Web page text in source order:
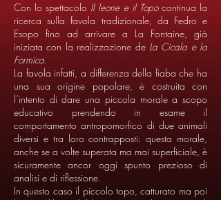
Con lo spettacolo Il leone e il Topocontinua la
ricerca sulla favola tradizionale, da Fedro e
Esopo fino ad arrivare a La Fontaine, già
iniziata con la realizzazione de La Cicala e la
Formica.
La favola infatti, a differenza della fiaba che ha
una sua origine popolare, è costruita con
l’intento di dare una piccola morale a scopo
educativo prendendo in esame il
comportamento antropomorfico di due animali
diversi e tra loro contrapposti: questa morale,
anche se a volte superata ma mai superficiale, è
sicuramente ancor oggi spunto prezioso di
analisi e di riflessione.
In questo caso il piccolo topo, catturato ma poi